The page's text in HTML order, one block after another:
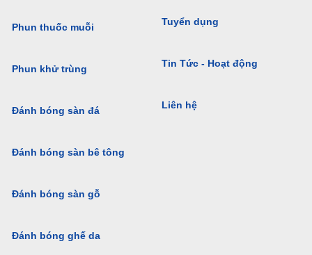
Phun thuốc muỗi
Phun khử trùng
Đánh bóng sàn đá
Đánh bóng sàn bê tông
Đánh bóng sàn gỗ
Đánh bóng ghế da
Tuyển dụng
Tin Tức - Hoạt động
Liên hệ